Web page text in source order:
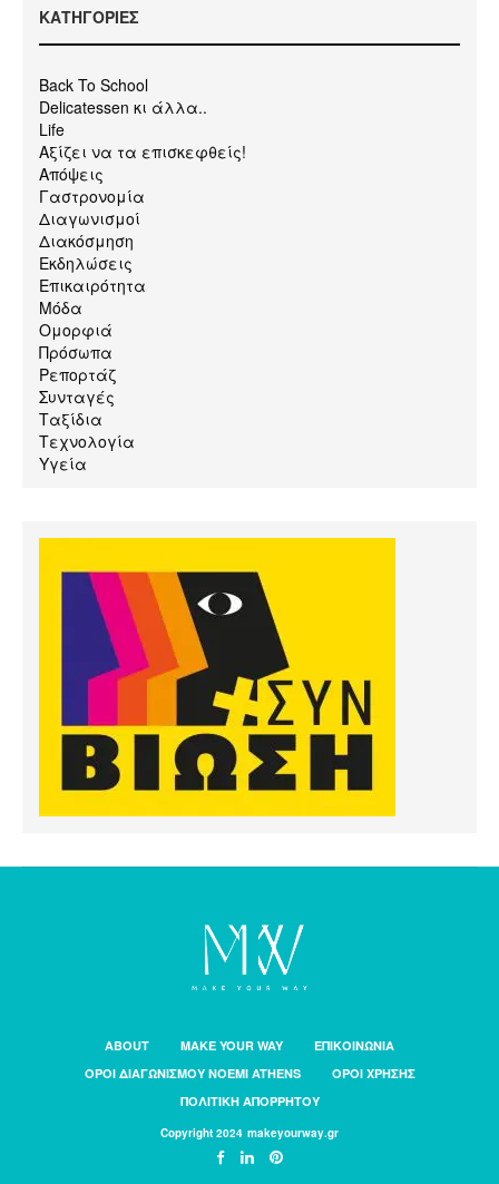
KΑΤΗΓΟΡΙΕΣ
Back To School
Delicatessen κι άλλα..
Life
Αξίζει να τα επισκεφθείς!
Απόψεις
Γαστρονομία
Διαγωνισμοί
Διακόσμηση
Εκδηλώσεις
Επικαιρότητα
Μόδα
Ομορφιά
Πρόσωπα
Ρεπορτάζ
Συνταγές
Ταξίδια
Τεχνολογία
Υγεία
ABOUT MAKE YOUR WAY
ΕΠΙΚΟΙΝΩΝΙΑ
ΟΡΟΙ ΔΙΑΓΩΝΙΣΜΟΥ NOEMI ATHENS
ΟΡΟΙ ΧΡΗΣΗΣ
ΠΟΛΙΤΙΚΗ ΑΠΟΡΡΗΤΟΥ
Copyright 2024 makeyourway.gr